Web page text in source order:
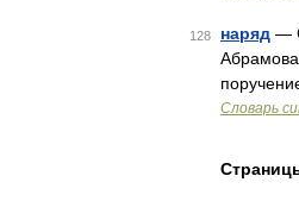
128 наряд —
Словарь